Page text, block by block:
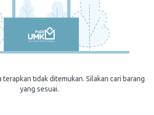
tidak ditemukan. Silakan cari barang
yang sesuai.